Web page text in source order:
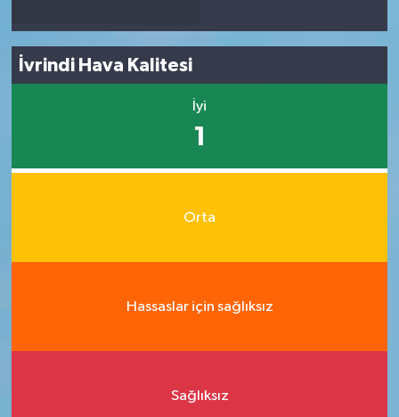
İvrindi Hava Kalitesi
İyi
1
Orta
Hassaslar için sağlıksız
Sağlıksız